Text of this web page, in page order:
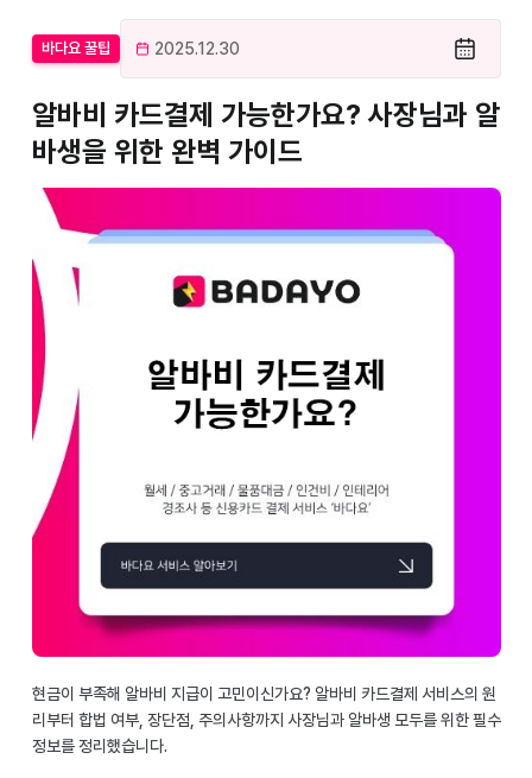
바다요 꿀팁 2025.12.30
알바비 카드결제 가능한가요? 사장님과 알
바생을 위한 완벽 가이드
현금이 부족해 알바비 지급이 고민이신가요? 알바비 카드결제 서비스의 원
리부터 합법 여부, 장단점, 주의사항까지 사장님과 알바생 모두를 위한 필수
정보를 정리했습니다.